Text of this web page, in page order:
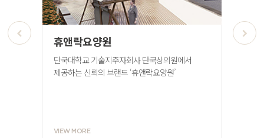
휴앤락요양원
단국대학교 기술지주자회사 단국상의원에서
제공하는 신뢰의 브랜드 ‘휴앤락요양원’
VIEW MORE
부동